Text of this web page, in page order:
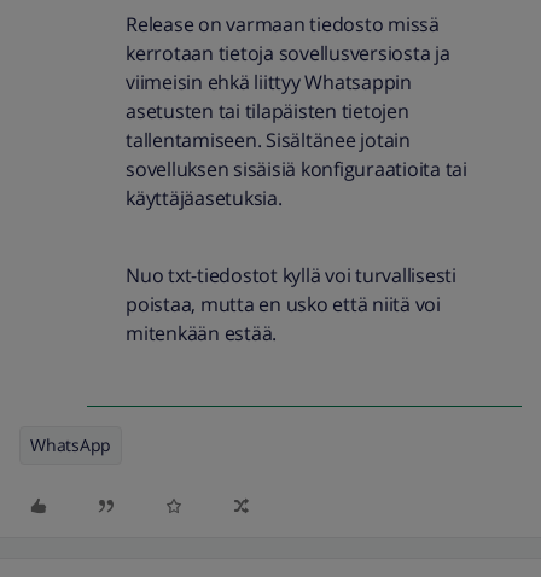
Release on varmaan tiedosto missä
kerrotaan tietoja sovellusversiosta ja
viimeisin ehkä liittyy Whatsappin
asetusten tai tilapäisten tietojen
tallentamiseen. Sisältänee jotain
sovelluksen sisäisiä konfiguraatioita tai
käyttäjäasetuksia.
Nuo txt-tiedostot kyllä voi turvallisesti
poistaa, mutta en usko että niitä voi
mitenkään estää.
WhatsApp